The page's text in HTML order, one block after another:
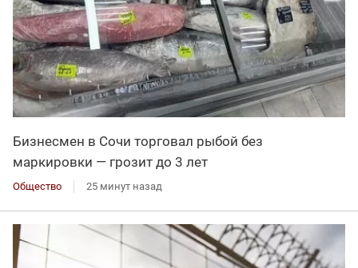
Бизнесмен в Сочи торговал рыбой без
маркировки — грозит до 3 лет
Общество 25 минут назад